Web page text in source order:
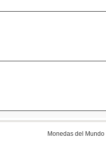
Monedas del Mundo